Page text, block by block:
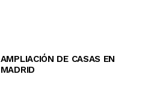
AMPLIACIÓN DE CASAS EN
MADRID